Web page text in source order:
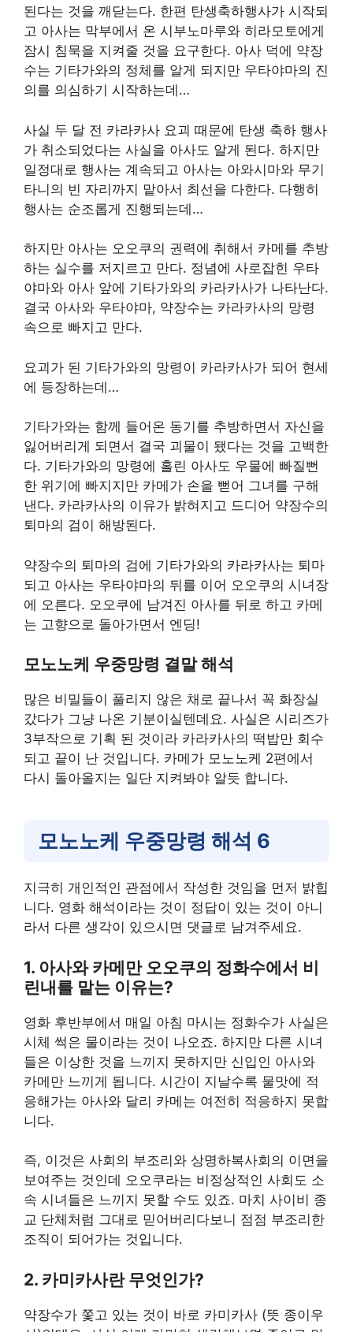
된다는 것을 깨닫는다. 한편 탄생축하행사가 시작되
고 아사는 막부에서 온 시부노마루와 히라모토에게
잠시 침묵을 지켜줄 것을 요구한다. 아사 덕에 약장
수는 기타가와의 정체를 알게 되지만 우타야마의 진
의를 의심하기 시작하는데…
사실 두 달 전 카라카사 요괴 때문에 탄생 축하 행사
가 취소되었다는 사실을 아사도 알게 된다. 하지만
일정대로 행사는 계속되고 아사는 아와시마와 무기
타니의 빈 자리까지 맡아서 최선을 다한다. 다행히
행사는 순조롭게 진행되는데…
하지만 아사는 오오쿠의 권력에 취해서 카메를 추방
하는 실수를 저지르고 만다. 정념에 사로잡힌 우타
야마와 아사 앞에 기타가와의 카라카사가 나타난다.
결국 아사와 우타야마, 약장수는 카라카사의 망령
속으로 빠지고 만다.
요괴가 된 기타가와의 망령이 카라카사가 되어 현세
에 등장하는데…
기타가와는 함께 들어온 동기를 추방하면서 자신을
잃어버리게 되면서 결국 괴물이 됐다는 것을 고백한
다. 기타가와의 망령에 홀린 아사도 우물에 빠질뻔
한 위기에 빠지지만 카메가 손을 뻗어 그녀를 구해
낸다. 카라카사의 이유가 밝혀지고 드디어 약장수의
퇴마의 검이 해방된다.
약장수의 퇴마의 검에 기타가와의 카라카사는 퇴마
되고 아사는 우타야마의 뒤를 이어 오오쿠의 시녀장
에 오른다. 오오쿠에 남겨진 아사를 뒤로 하고 카메
는 고향으로 돌아가면서 엔딩!
모노노케 우중망령 결말 해석
많은 비밀들이 풀리지 않은 채로 끝나서 꼭 화장실
갔다가 그냥 나온 기분이실텐데요. 사실은 시리즈가
3부작으로 기획 된 것이라 카라카사의 떡밥만 회수
되고 끝이 난 것입니다. 카메가 모노노케 2편에서
다시 돌아올지는 일단 지켜봐야 알듯 합니다.
모노노케 우중망령 해석 6
지극히 개인적인 관점에서 작성한 것임을 먼저 밝힙
니다. 영화 해석이라는 것이 정답이 있는 것이 아니
라서 다른 생각이 있으시면 댓글로 남겨주세요.
1. 아사와 카메만 오오쿠의 정화수에서 비
린내를 맡는 이유는?
영화 후반부에서 매일 아침 마시는 정화수가 사실은
시체 썩은 물이라는 것이 나오죠. 하지만 다른 시녀
들은 이상한 것을 느끼지 못하지만 신입인 아사와
카메만 느끼게 됩니다. 시간이 지날수록 물맛에 적
응해가는 아사와 달리 카메는 여전히 적응하지 못합
니다.
즉, 이것은 사회의 부조리와 상명하복사회의 이면을
보여주는 것인데 오오쿠라는 비정상적인 사회도 소
속 시녀들은 느끼지 못할 수도 있죠. 마치 사이비 종
교 단체처럼 그대로 믿어버리다보니 점점 부조리한
조직이 되어가는 것입니다.
2. 카미카사란 무엇인가?
약장수가 쫓고 있는 것이 바로 카미카사 (뜻 종이우